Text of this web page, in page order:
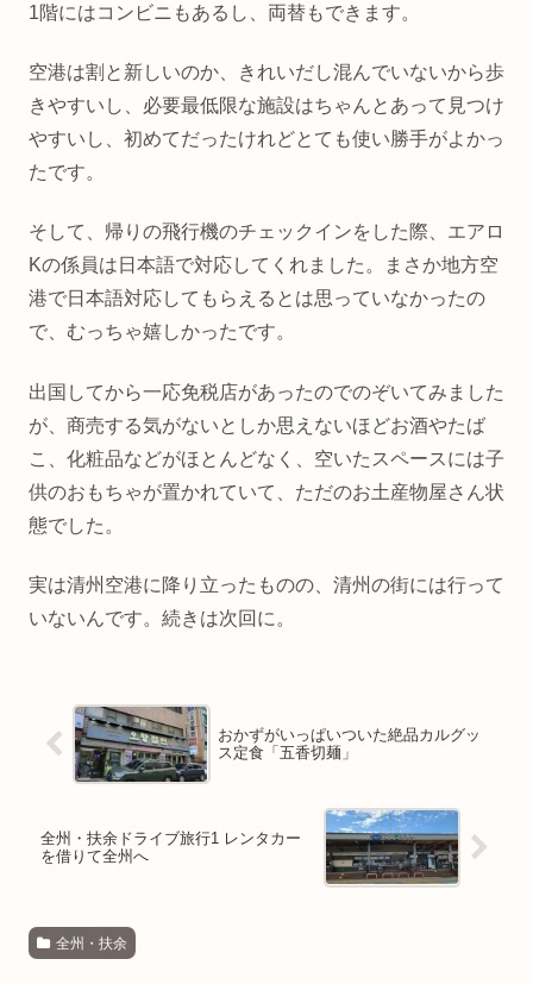
1階にはコンビニもあるし、両替もできます。
空港は割と新しいのか、きれいだし混んでいないから歩
きやすいし、必要最低限な施設はちゃんとあって見つけ
やすいし、初めてだったけれどとても使い勝手がよかっ
たです。
そして、帰りの飛行機のチェックインをした際、エアロ
Kの係員は日本語で対応してくれました。まさか地方空
港で日本語対応してもらえるとは思っていなかったの
で、むっちゃ嬉しかったです。
出国してから一応免税店があったのでのぞいてみました
が、商売する気がないとしか思えないほどお酒やたば
こ、化粧品などがほとんどなく、空いたスペースには子
供のおもちゃが置かれていて、ただのお土産物屋さん状
態でした。
実は清州空港に降り立ったものの、清州の街には行って
いないんです。続きは次回に。
おかずがいっぱいついた絶品カルグッ
ス定食「五香切麺」
全州・扶余ドライブ旅行1 レンタカー
を借りて全州へ
全州・扶余